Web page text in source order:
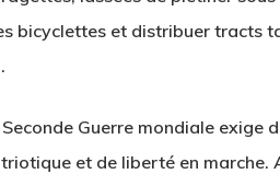
bicyclettes et distribuer tracts
Guerre mondiale exige
et de liberté en marche.